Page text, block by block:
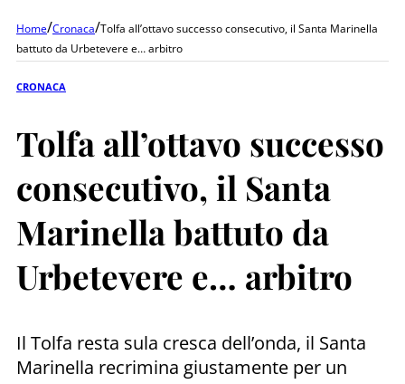
Home/Cronaca/Tolfa all’ottavo successo consecutivo, il Santa Marinella
battuto da Urbetevere e… arbitro
CRONACA
Tolfa all’ottavo successo
consecutivo, il Santa
Marinella battuto da
Urbetevere e… arbitro
Il Tolfa resta sula cresca dell’onda, il Santa
Marinella recrimina giustamente per un